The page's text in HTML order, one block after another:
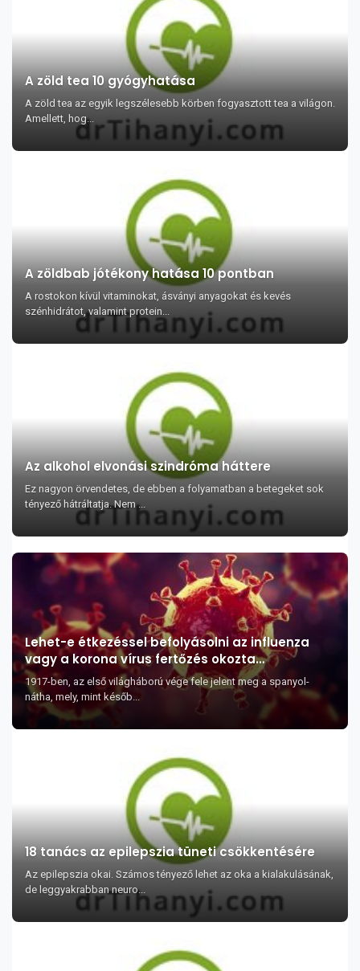
A zöld tea 10 gyógyhatása
A zöld tea az egyik legszélesebb körben fogyasztott tea a világon.
Amellett, hog...
A zöldbab jótékony hatása 10 pontban
A rostokon kívül vitaminokat, ásványi anyagokat és kevés
szénhidrátot, valamint protein...
Az alkohol elvonási szindróma háttere
Ez nagyon örvendetes, de ebben a folyamatban a betegeket sok
tényező hátráltatja. Nem ...
Lehet-e étkezéssel befolyásolni az influenza
vagy a korona vírus fertőzés okozta
szövődmények kialakulását?
1917-ben, az első világháború vége fele jelent meg a spanyol-
nátha, mely, mint későb...
18 tanács az epilepszia tüneti csökkentésére
Az epilepszia okai. Számos tényező lehet az oka a kialakulásának,
de leggyakrabban neuro...